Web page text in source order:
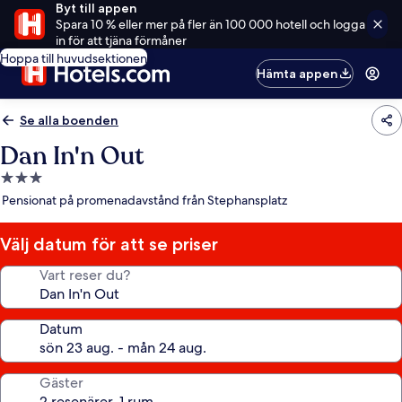
Byt till appen
Spara 10 % eller mer på fler än 100 000 hotell och logga
in för att tjäna förmåner
Hoppa till huvudsektionen
Hämta appen
Se alla boenden
Dan In'n Out
3.0-
stjärnigt
Pensionat på promenadavstånd från Stephansplatz
Välj datum för att se priser
Vart reser du?
Datum
Gäster